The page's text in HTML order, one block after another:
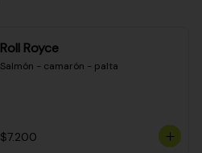
Roll Royce
Salmón - camarón - palta
$7.200